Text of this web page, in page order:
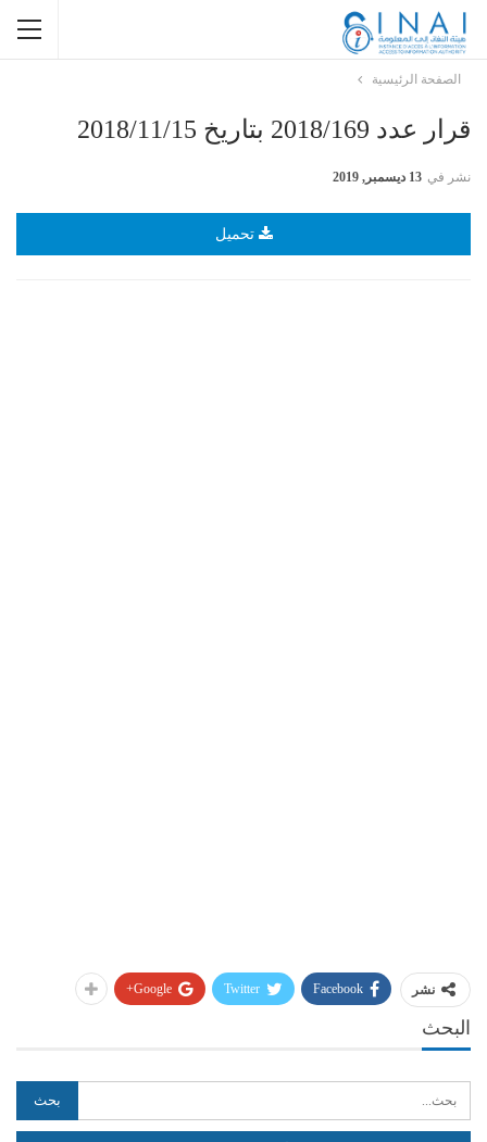
الصفحة الرئيسية
قرار عدد 2018/169 بتاريخ 2018/11/15
نشر في 13 ديسمبر, 2019
تحميل
نشر Facebook
Twitter
Google+
البحث